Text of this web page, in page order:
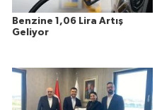
Benzine 1,06 Lira Artış
Geliyor